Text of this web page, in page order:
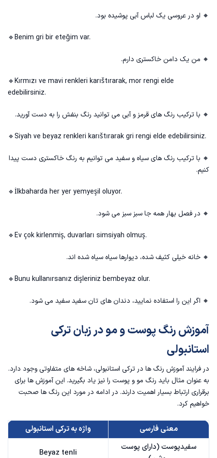
🔸 او در عروسی یک لباس آبی پوشیده بود.
🔹Benim gri bir eteğim var.
🔸 من یک دامن خاکستری دارم.
🔹Kırmızı ve mavi renkleri karıštırarak, mor rengi elde
edebilirsiniz.
🔸 با ترکیب رنگ‌ های قرمز و آبی می توانید رنگ بنفش را به دست آورید.
🔹Siyah ve beyaz renkleri karıštırarak gri rengi elde edebilirsiniz.
🔸 با ترکیب رنگ های سیاه و سفید می توانیم به رنگ خاکستری دست پیدا
کنیم.
🔹İlkbaharda her yer yemyeşil oluyor.
🔸 در فصل بهار همه جا سبز سبز می شود.
🔹Ev çok kirlenmiş, duvarları simsiyah olmuş.
🔸 خانه خیلی کثیف شده، دیوارها سیاه سیاه شده اند.
🔹Bunu kullanırsanız dişleriniz bembeyaz olur.
🔸 اگر این را استفاده نمایید، دندان های تان سفید سفید می شود.
آموزش رنگ پوست و مو در زبان ترکی
استانبولی
در فرایند آموزش رنگ ها در ترکی استانبولی، شاخه های متفاوتی وجود دارد.
به عنوان مثال باید رنگ‌ مو و پوست را نیز یاد بگیرید. این آموزش ها برای
برقراری ارتباط بسیار اهمیت دارند. در ادامه در مورد این رنگ ها صحبت
خواهیم کرد.
معنی فارسی
واژه به ترکی استانبولی
سفیدپوست (دارای پوست
Beyaz tenli